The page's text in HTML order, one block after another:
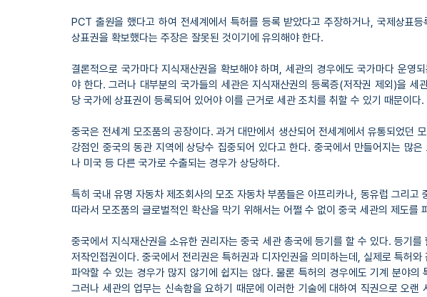
PCT 출원을 했다고 하여 전세계에서 특허를 등록 받았다고 주장하거나, 국제상표
상표권을 확보했다는 주장은 잘못된 것이기에 유의해야 한다.
결론적으로 국가마다 지식재산권을 확보해야 하며, 세관의 경우에도 국가마다 운영
야 한다. 그러나 대부분의 국가들의 세관은 지식재산권의 등록증(저작권 제외)을 세
당 국가에 상표권이 등록되어 있어야 이를 근거로 세관 조치를 취할 수 있기 때문이다.
중국은 전세계 모조품의 공장이다. 과거 대만에서 생산되어 전세계에서 유통되었던
강점인 중국의 동관 지역에 상당수 집중되어 있다고 한다. 중국에서 만들어지는 많은
나 미국 등 다른 국가로 수출되는 경우가 상당하다.
특히 국내 유명 자동차 제조회사의 모조 자동차 부품들은 아프리카나, 동유럽 그리고
따라서 모조품의 글로벌적인 확산을 막기 위해서는 어쩔 수 없이 중국 세관의 제도를
중국에서 지식재산권을 소유한 권리자는 중국 세관 총국에 등기를 할 수 있다. 등기
저작인접권이다. 중국에서 전리권은 특허권과 디자인권을 의미하는데, 실제로 특허
파악할 수 있는 경우가 많지 않기에 쉽지는 않다. 물론 특허의 경우에도 기계 분야의
그러나 세관의 업무는 신속함을 요하기 때문에 이러한 기술에 대하여 직권으로 오랜